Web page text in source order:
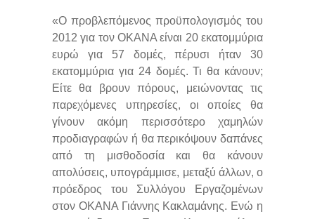
«Ο προβλεπόμενος προϋπολογισμός του
2012 για τον ΟΚΑΝΑ είναι 20 εκατομμύρια
ευρώ για 57 δομές, πέρυσι ήταν 30
εκατομμύρια για 24 δομές. Τι θα κάνουν;
Είτε θα βρουν πόρους, μειώνοντας τις
παρεχόμενες υπηρεσίες, οι οποίες θα
γίνουν ακόμη περισσότερο χαμηλών
προδιαγραφών ή θα περικόψουν δαπάνες
από τη μισθοδοσία και θα κάνουν
απολύσεις, υπογράμμισε, μεταξύ άλλων, ο
πρόεδρος του Συλλόγου Εργαζομένων
στον ΟΚΑΝΑ Γιάννης Κακλαμάνης. Ενώ η